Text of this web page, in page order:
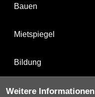
Bauen
Mietspiegel
Bildung
Weitere Informationen